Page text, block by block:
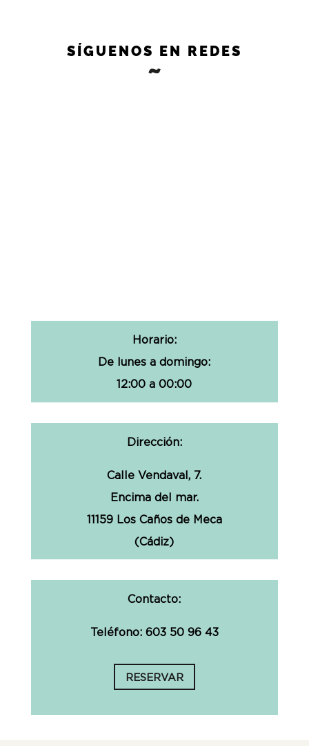
SÍGUENOS EN REDES
Horario:
De lunes a domingo:
12:00 a 00:00
Dirección:
Calle Vendaval, 7.
Encima del mar.
11159 Los Caños de Meca
(Cádiz)
Contacto:
Teléfono: 603 50 96 43
RESERVAR